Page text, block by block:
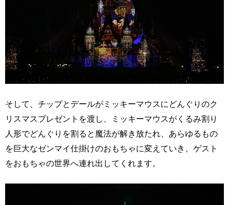
そして、チップとデールがミッキーマウスにどんぐりのク
リスマスプレゼントを渡し、ミッキーマウスがくるみ割り
人形でどんぐりを割ると魔法が解き放たれ、あらゆるもの
を巨大なゼンマイ仕掛けのおもちゃに変えていき、ゲスト
をおもちゃの世界へ連れ出してくれます。